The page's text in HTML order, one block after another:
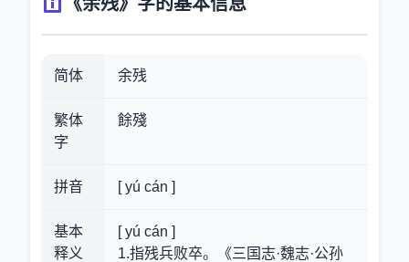
简体 余残
繁体
字
餘殘
拼音 [ yú cán ]
基本
释义
[ yú cán ]
1.指残兵败卒。《三国志·魏志·公孙